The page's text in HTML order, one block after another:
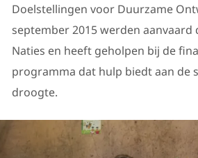
Doelstellingen voor Duurzame
september 2015 werden aanvaard
Naties en heeft geholpen bij de
programma dat hulp biedt aan de
droogte.